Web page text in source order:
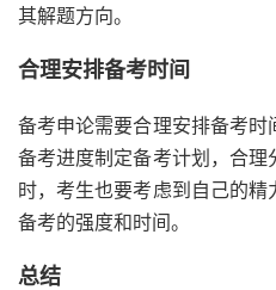
其解题方向。
合理安排备考时间
备考申论需要合理安排备考时
备考进度制定备考计划，合理
时，考生也要考虑到自己的
备考的强度和时间。
总结